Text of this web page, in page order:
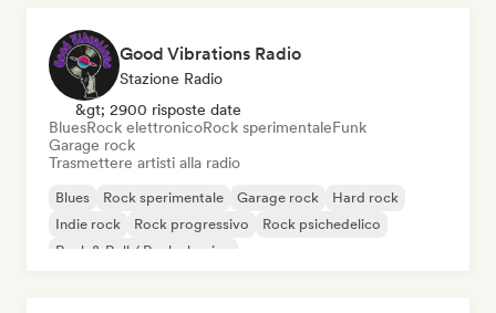
Good Vibrations Radio
Stazione Radio
&gt; 2900 risposte date
BluesRock elettronicoRock sperimentaleFunk
Garage rock
Trasmettere artisti alla radio
Blues Rock sperimentale Garage rock
Hard rock
Indie rock
Rock progressivo
Rock psichedelico
Rock & Roll / Rock classico